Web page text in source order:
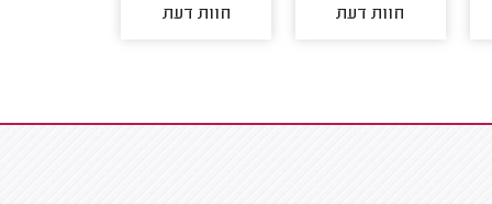
חוות דעת חוות דעת